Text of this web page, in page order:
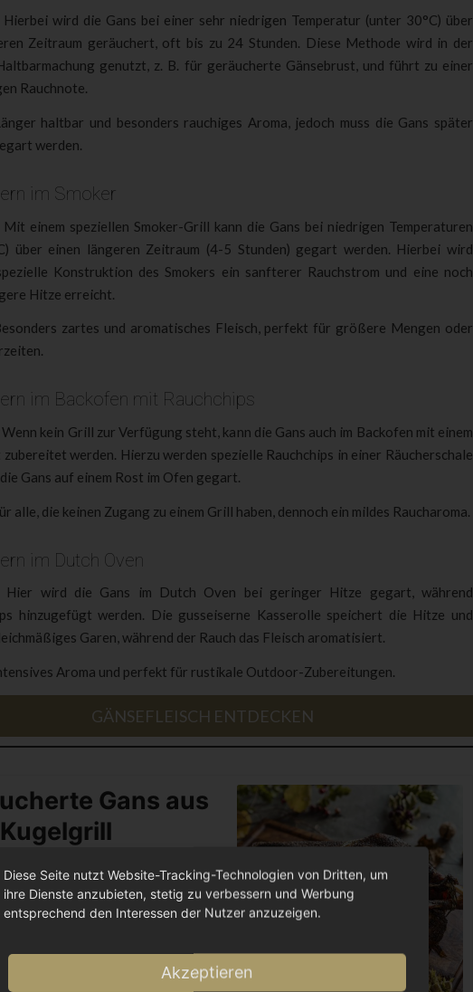
Hierbei wird die Gans bei einer sehr niedrigen Temperatur (unter 30°C) über
Zeitraum geräuchert, oft bis zu 24 Stunden. Diese Methode wird in der
genutzt, z. B. für geräucherte Gänsebrust, und führt zu einer
Rauchnote.
haltbar und besonders rauchiges Aroma, jedoch muss die Gans später
werden.
im Smoker
Mit einem speziellen Smoker-Grill kann die Gans bei niedrigen Temperaturen
über einen längeren Zeitraum (4-5 Stunden) gegart werden. Hierbei wird
Konstruktion des Smokers ein sanfterer Rauchstrom und eine noch
Hitze erreicht.
zartes und aromatisches Fleisch, perfekt für größere Mengen oder
im Backofen mit Rauchchips
Wenn kein Grill zur Verfügung steht, kann die Gans auch im Backofen mit einem
zubereitet werden. Hierzu werden spezielle Rauchchips in einer Räucherschale
Gans auf einem Rost im Ofen gegart.
alle, die keinen Zugang zu einem Grill haben, dennoch ein mildes Raucharoma.
im Dutch Oven
Hier wird die Gans im Dutch Oven bei geringer Hitze gegart, während
hinzugefügt werden. Die gusseiserne Kasserolle speichert die Hitze und
Garen, während der Rauch das Fleisch aromatisiert.
Aroma und perfekt für rustikale Outdoor-Zubereitungen.
GÄNSEFLEISCH ENTDECKEN
Gans aus
zeigt Ihnen, wie Sie eine
geräucherte Gans im Kugelgrill
Mit minimalem Aufwand
ein außergewöhnliches
mit köstlichem Raucharoma.
Diese Seite nutzt Website-Tracking-Technologien von Dritten, um
ihre Dienste anzubieten, stetig zu verbessern und Werbung
entsprechend den Interessen der Nutzer anzuzeigen.
Akzeptieren